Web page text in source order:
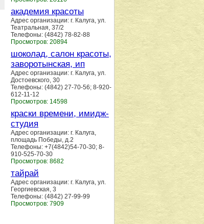
академия красоты
Адрес организации: г. Калуга, ул.
Театральная, 37/2
Телефоны: (4842) 78-82-88
Просмотров: 20894
шоколад, салон красоты,
заворотынская, ип
Адрес организации: г. Калуга, ул.
Достоевского, 30
Телефоны: (4842) 27-70-56; 8-920-
612-11-12
Просмотров: 14598
краски времени, имидж-
студия
Адрес организации: г. Калуга,
площадь Победы, д.2
Телефоны: +7(4842)54-70-30; 8-
910-525-70-30
Просмотров: 8682
тайрай
Адрес организации: г. Калуга, ул.
Георгиевская, 3
Телефоны: (4842) 27-99-99
Просмотров: 7909